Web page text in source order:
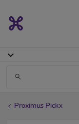
Proximus Pickx